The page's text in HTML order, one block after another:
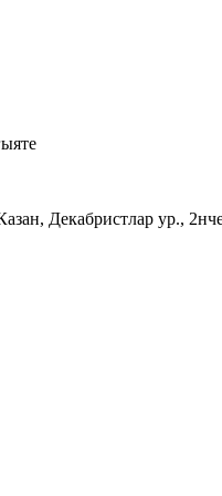
Декабристлар ур.,